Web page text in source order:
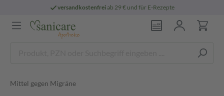
versandkostenfreiab 29 € und für E-Rezepte
Mittel gegen Migräne